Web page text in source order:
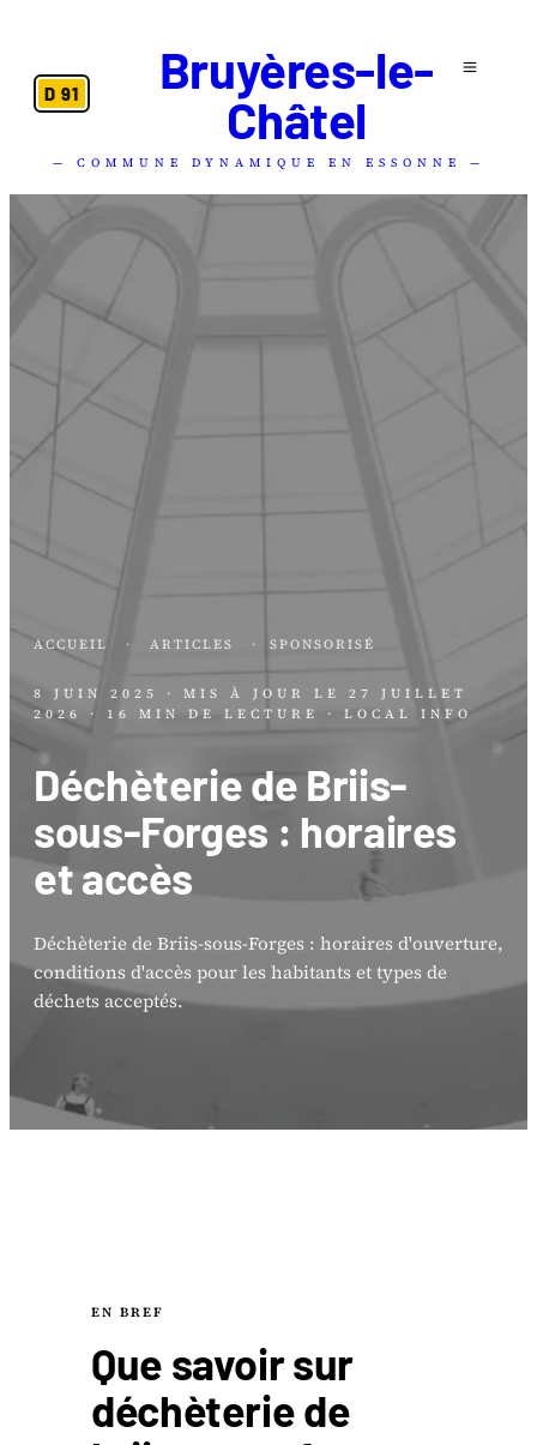
D 91
Bruyères-le-
Châtel
— COMMUNE DYNAMIQUE EN ESSONNE —
ACCUEIL · ARTICLES · SPONSORISÉ
8 JUIN 2025 · MIS À JOUR LE 27 JUILLET
2026
· 16 MIN DE LECTURE · LOCAL INFO
Déchèterie de Briis-
sous-Forges : horaires
et accès
Déchèterie de Briis-sous-Forges : horaires d'ouverture,
conditions d'accès pour les habitants et types de
déchets acceptés.
EN BREF
Que savoir sur
déchèterie de